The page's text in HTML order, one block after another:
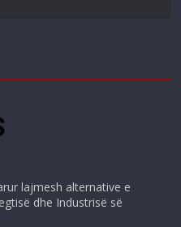
lajmesh alternative e
dhe Industrisë së